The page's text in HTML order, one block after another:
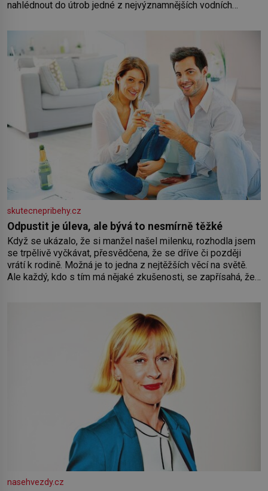
nahlédnout do útrob jedné z nejvýznamnějších vodních
koloběžce a den zakončit poznáváním památek ve Velkých
skutecnepribehy.cz
Odpustit je úleva, ale bývá to nesmírně těžké
Když se ukázalo, že si manžel našel milenku, rozhodla jsem
se trpělivě vyčkávat, přesvědčena, že se dříve či později
vrátí k rodině. Možná je to jedna z nejtěžších věcí na světě.
Ale každý, kdo s tím má nějaké zkušenosti, se zapřísahá, že
nasehvezdy.cz